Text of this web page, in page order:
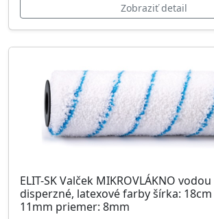
Zobraziť detail
ELIT-SK Valček MIKROVLÁKNO
disperzné, latexové farby šírka: 18cm
11mm priemer: 8mm